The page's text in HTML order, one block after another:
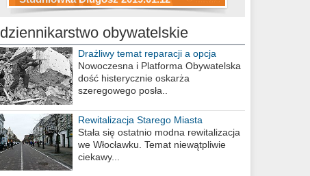
dziennikarstwo obywatelskie
Drażliwy temat reparacji a opcja
berlińska
Nowoczesna i Platforma Obywatelska
dość histerycznie oskarża
szeregowego posła..
Rewitalizacja Starego Miasta
Stała się ostatnio modna rewitalizacja
we Włocławku. Temat niewątpliwie
ciekawy...